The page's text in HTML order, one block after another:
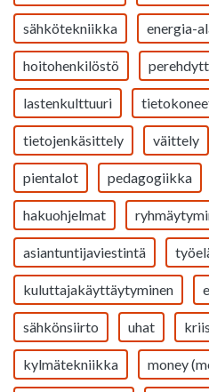
sähkötekniikka energia-
hoitohenkilöstö
lastenkulttuuri
tietojenkäsittely väittely
pientalot pedagogiikka
hakuohjelmat
asiantuntijaviestintä
kuluttajakäyttäytyminen
sähkönsiirto uhat
kylmätekniikka money